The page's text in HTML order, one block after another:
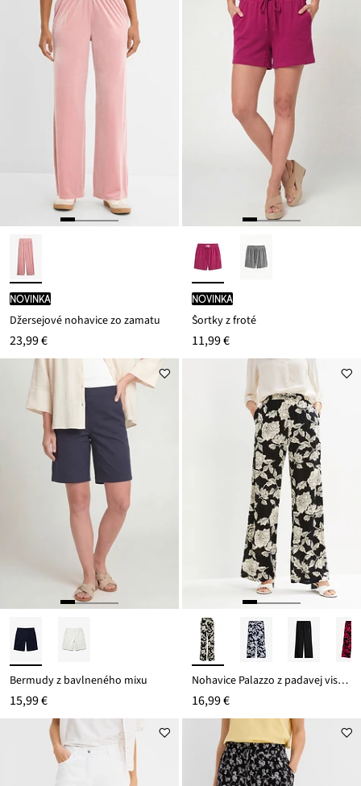
novinka
Džersejové nohavice zo zamatu
23,99 €
novinka
Šortky z froté
11,99 €
Bermudy z bavlneného mixu
15,99 €
Nohavice Palazzo z padavej viskózy
16,99 €